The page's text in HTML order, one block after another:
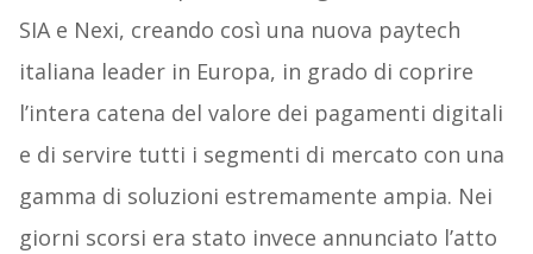
SIA e Nexi, creando così una nuova paytech
italiana leader in Europa, in grado di coprire
l’intera catena del valore dei pagamenti digitali
e di servire tutti i segmenti di mercato con una
gamma di soluzioni estremamente ampia. Nei
giorni scorsi era stato invece annunciato l’atto